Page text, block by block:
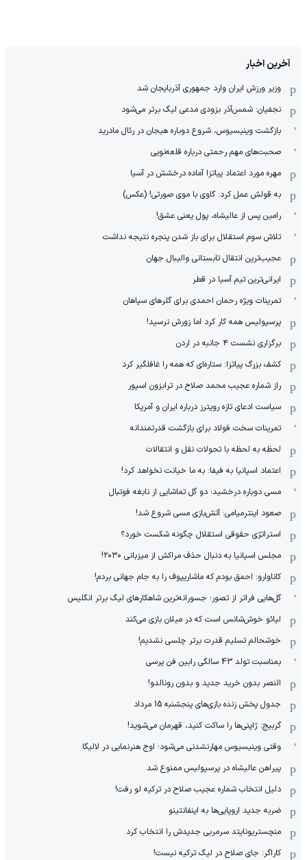
آخرین اخبار
وزیر ورزش ایران وارد جمهوری آذربایجان شد
نجفیان: شمس‌آذر بزودی مدعی لیگ برتر می‌شود
بازگشت وینیسیوس، شروع دوباره هیجان در رئال مادرید
صحبت‌های مهم رحمتی درباره قلعه‌نویی
مهره مورد اعتماد پیاتزا آماده درخشش در آسیا
به قولش عمل کرد: گاوی با موی صورتی! (عکس)
رامین پس از عالیشاه، پول یعنی عشق!
تلاش سوم استقلال برای باز شدن پنجره نتیجه نداشت
عجیب‌ترین انتقال تابستانی والیبال جهان
ایرانی‌ترین تیم آسیا در قطر
تمرینات ویژه رحمان احمدی برای گلرهای سپاهان
پرسپولیس همه کار کرد اما زورش نرسید!
برگزاری نشست ۴ جانبه در اردن
کشف بزرگ پیاتزا: ستاره‌ای که همه را غافلگیر کرد
راز شماره عجیب محمد صلاح در ترابزون اسپور
سیاست ادعای تازه رویترز درباره ایران و آمریکا
تمرینات سخت فولاد برای بازگشت قدرتمندانه
لحظه به لحظه با تحولات نقل و انتقالات
اعتماد اسپانیا به فیفا: به ما خیانت نخواهد کرد!
مسی دوباره درخشید؛ دو گل تماشایی از نابغه فوتبال
صعود اینترمیامی: آتش‌بازی مسی شروع شد!
استراتژی حقوقی استقلال چگونه شکست خورد؟
مجلس اسپانیا به دنبال حذف مراکش از میزبانی ۲۰۳۰!
کاناوارو: احمق بودم که ماشاریپوف را به جام جهانی بردم!
گل‌هایی فراتر از تصور؛ جسورانه‌ترین شاهکارهای لیگ برتر انگلیس
لیائو خوش‌شانس است که در میلان بازی می‌کند
خوشحالم تسلیم قدرت برتر چلسی نشدیم!
بمناسبت تولد 43 سالگی رابین فن پرسی
النصر بدون خرید جدید و بدون رونالدو!
جدول پخش زنده بازی‌های پنجشنبه 15 مرداد
گربیج: ژاپنی‌ها را ساکت کنید، قهرمان می‌شوید!
وقتی وینیسیوس مهارنشدنی می‌شود؛ اوج هنرنمایی در لالیگا
پیراهن عالیشاه در پرسپولیس ممنوع شد
دلیل انتخاب شماره عجیب صلاح در ترکیه لو رفت!
ضربه جدید اروپایی‌ها به اینفانتینو
منچستریونایتد سرمربی جدیدش را انتخاب کرد
کاراگر: جای صلاح در لیگ ترکیه نیست!